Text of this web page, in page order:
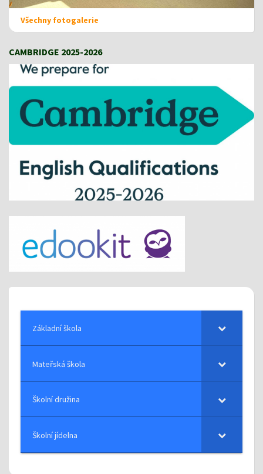
Všechny fotogalerie
CAMBRIDGE 2025-2026
Základní škola
Mateřská škola
Školní družina
Školní jídelna